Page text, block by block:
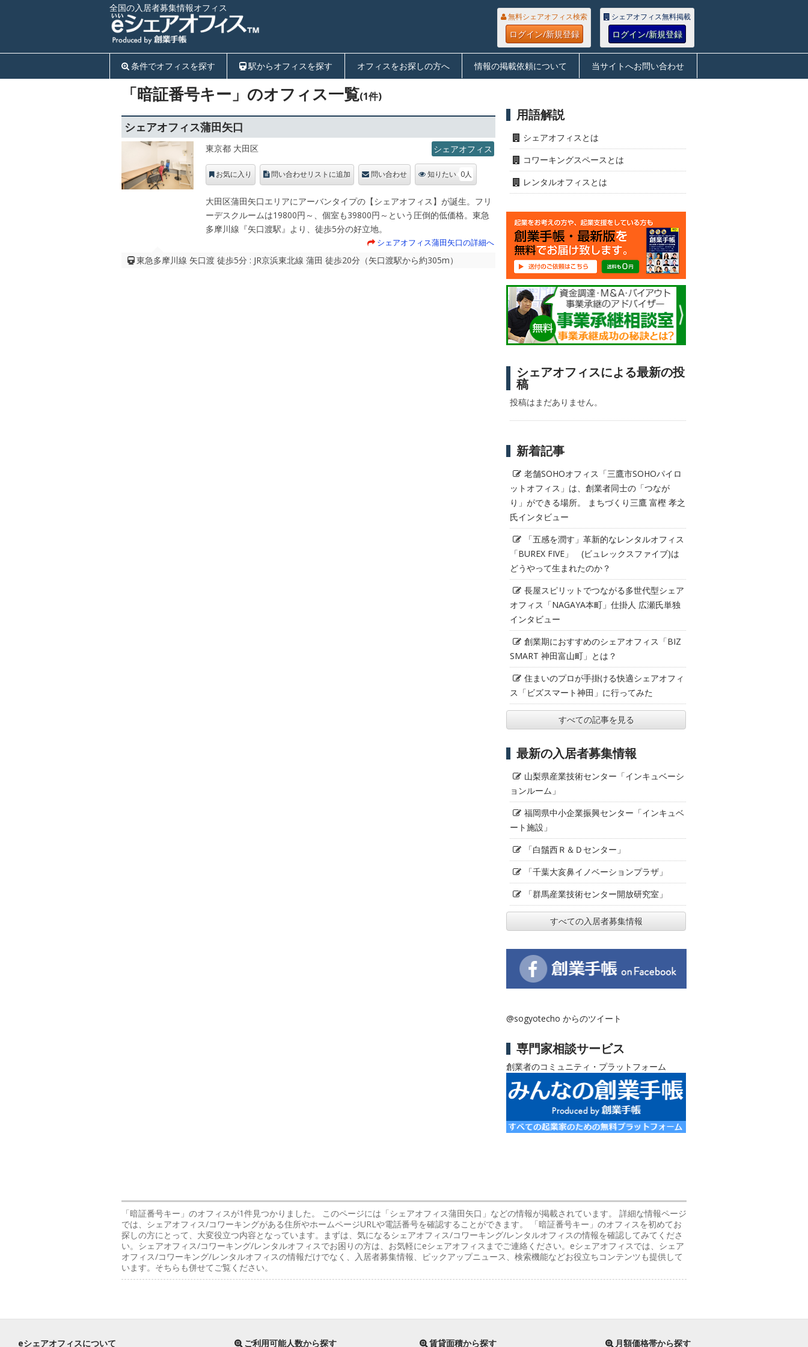
全国の入居者募集情報オフィス
無料シェアオフィス検索
ログイン/新規登録
シェアオフィス無料掲載
ログイン/新規登録
条件でオフィスを探す 駅からオフィスを探す オフィスをお探しの方へ 情報の掲載依頼について 当サイトへお問い合わせ
「暗証番号キー」のオフィス一覧(1件)
シェアオフィス蒲田矢口
東京都 大田区 シェアオフィス
お気に入り 問い合わせリストに追加 問い合わせ 知りたい 0人
大田区蒲田矢口エリアにアーバンタイプの【シェアオフィス】が誕生。フリ
ーデスクルームは19800円～、個室も39800円～という圧倒的低価格。東急
多摩川線『矢口渡駅』より、徒歩5分の好立地。
シェアオフィス蒲田矢口の詳細へ
東急多摩川線 矢口渡 徒歩5分 : JR京浜東北線 蒲田 徒歩20分（矢口渡駅から約305m）
用語解説
シェアオフィスとは
コワーキングスペースとは
レンタルオフィスとは
シェアオフィスによる最新の投
稿
投稿はまだありません。
新着記事
老舗SOHOオフィス「三鷹市SOHOパイロ
ットオフィス」は、創業者同士の「つなが
り」ができる場所。 まちづくり三鷹 富樫 孝之
氏インタビュー
「五感を潤す」革新的なレンタルオフィス
「BUREX FIVE」 (ビュレックスファイブ)は
どうやって生まれたのか？
長屋スピリットでつながる多世代型シェア
オフィス「NAGAYA本町」仕掛人 広瀬氏単独
インタビュー
創業期におすすめのシェアオフィス「BIZ
SMART 神田富山町」とは？
住まいのプロが手掛ける快適シェアオフィ
ス「ビズスマート神田」に行ってみた
すべての記事を見る
最新の入居者募集情報
山梨県産業技術センター「インキュベーシ
ョンルーム」
福岡県中小企業振興センター「インキュベ
ート施設」
「白鬚西Ｒ＆Ｄセンター」
「千葉大亥鼻イノベーションプラザ」
「群馬産業技術センター開放研究室」
すべての入居者募集情報
@sogyotecho からのツイート
専門家相談サービス
創業者のコミュニティ・プラットフォーム
「暗証番号キー」のオフィスが1件見つかりました。 このページには「シェアオフィス蒲田矢口」などの情報が掲載されています。 詳細な情報ページ
では、シェアオフィス/コワーキングがある住所やホームページURLや電話番号を確認することができます。 「暗証番号キー」のオフィスを初めてお
探しの方にとって、大変役立つ内容となっています。まずは、気になるシェアオフィス/コワーキング/レンタルオフィスの情報を確認してみてくださ
い。シェアオフィス/コワーキング/レンタルオフィスでお困りの方は、お気軽にeシェアオフィスまでご連絡ください。eシェアオフィスでは、シェア
オフィス/コワーキング/レンタルオフィスの情報だけでなく、入居者募集情報、ピックアップニュース、検索機能などお役立ちコンテンツも提供して
います。そちらも併せてご覧ください。
eシェアオフィスについて ご利用可能人数から探す 賃貸面積から探す 月額価格帯から探す